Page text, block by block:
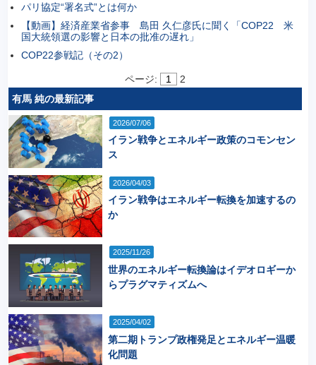
パリ協定“署名式”とは何か
【動画】経済産業省参事 島田 久仁彦氏に聞く「COP22 米
国大統領選の影響と日本の批准の遅れ」
COP22参戦記（その2）
ページ: 1
2
有馬 純の最新記事
2026/07/06
イラン戦争とエネルギー政策のコモンセン
ス
2026/04/03
イラン戦争はエネルギー転換を加速するの
か
2025/11/26
世界のエネルギー転換論はイデオロギーか
らプラグマティズムへ
2025/04/02
第二期トランプ政権発足とエネルギー温暖
化問題